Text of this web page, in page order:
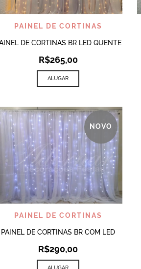
VISUALIZAR
PAINEL DE CORTINAS
DE CORTINAS BR LED QUENTE
R$265,00
ALUGAR
NOVO
VISUALIZAR
PAINEL DE CORTINAS
PAINEL DE CORTINAS BR COM LED
R$290,00